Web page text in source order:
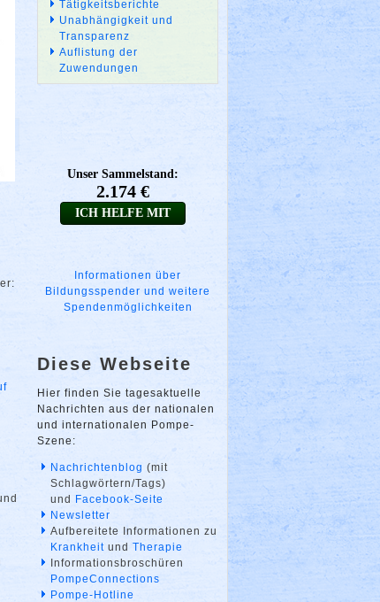
Tätigkeitsberichte
Unabhängigkeit und
Transparenz
Auflistung der
Zuwendungen
Informationen über
Bildungsspender und weitere
Spendenmöglichkeiten
Diese Webseite
Hier finden Sie tagesaktuelle
Nachrichten aus der nationalen
und internationalen Pompe-
Szene:
Nachrichtenblog (mit
Schlagwörtern/Tags)
und
Facebook-Seite
Newsletter
Aufbereitete Informationen zu
Krankheit und Therapie
Informationsbroschüren
PompeConnections
Pompe-Hotline